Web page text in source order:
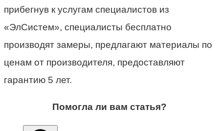
прибегнув к услугам специалистов из
«ЭлСистем», специалисты бесплатно
производят замеры, предлагают материалы по
ценам от производителя, предоставляют
гарантию 5 лет.
Помогла ли вам статья?